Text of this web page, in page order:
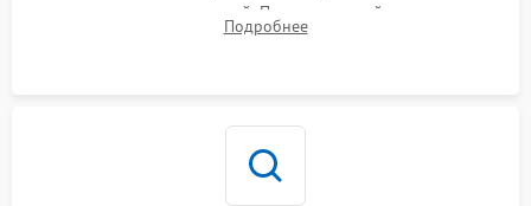
дежурных напряжений. Проверка цепей питания,
мультиконтроллера, процессора и видеочипа.
Подробнее